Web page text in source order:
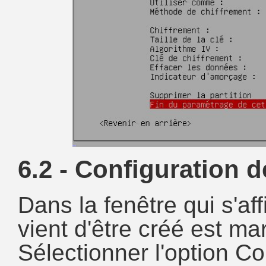
6.2 - Configuration
Dans la fenêtre qui
vient d'être créé est
Sélectionner l'option